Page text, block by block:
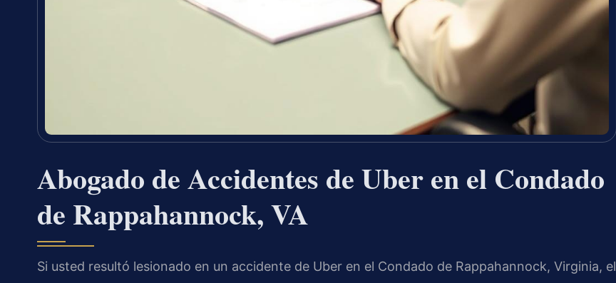
Abogado de Accidentes de Uber en el Condado
de Rappahannock, VA
Si usted resultó lesionado en un accidente de Uber en el Condado de Rappahannock, Virginia, el